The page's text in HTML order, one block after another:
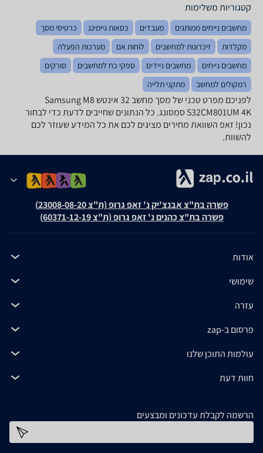
קטגוריות משלימות
מחשבים נייחים ממותגים מעבדים כסאות גיימינג
כרטיסי מסך
מקלדות
זיכרונות למחשבים לוחות אם
מערכות הפעלה
מחשבים נייחים
מחשבים ניידים ספקי כח למחשבים
סורקים
רמקולים למחשב
מתקני תלייה
לפניכם מפרט טכני של מסך מחשב ‏32 ‏אינטש Samsung M8
S32CM801UM 4K סמסונג. כל הנתונים שחייבים לדעת כדי לבחור
נכון! זאפ השוואת מחירים מציגים לכם את כל המידע שעוזר לכם
להשוות.
פשרה בת"צ אבנצ'יק נ' זאפ גרופ (ת"צ 23008-08-20)
פשרה בת"צ כהנים נ' זאפ גרופ (ת"צ 60371-12-19)
אודות
שימושי
עזרה
פרסום ב-zap
עולמות התוכן שלנו
חוות דעת
הרשמה לקבלת עדכונים ומבצעים